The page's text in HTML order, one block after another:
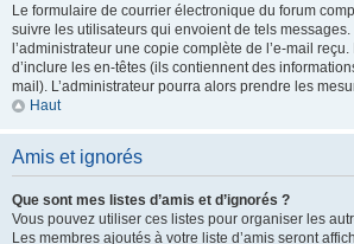
Le formulaire de courrier électronique du forum
suivre les utilisateurs qui envoient de tels messages.
l’administrateur une copie complète de l’e-mail
d’inclure les en-têtes (ils contiennent des
mail). L’administrateur pourra alors prendre les
Haut
Amis et ignorés
Que sont mes listes d’amis et d’ignorés ?
Vous pouvez utiliser ces listes pour organiser les
Les membres ajoutés à votre liste d’amis seront